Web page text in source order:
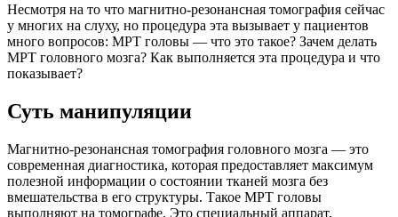
Несмотря на то что магнитно-резонансная томография сейчас
у многих на слуху, но процедура эта вызывает у пациентов
много вопросов: МРТ головы — что это такое? Зачем делать
МРТ головного мозга? Как выполняется эта процедура и что
показывает?
Суть манипуляции
Магнитно-резонансная томография головного мозга — это
современная диагностика, которая предоставляет максимум
полезной информации о состоянии тканей мозга без
вмешательства в его структуры. Такое МРТ головы
выполняют на томографе. Это специальный аппарат,